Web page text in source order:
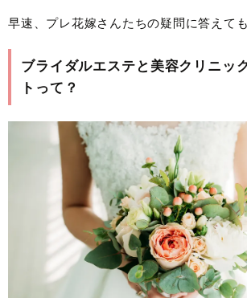
早速、プレ花嫁さんたちの疑問に答えて
ブライダルエステと美容クリニッ
トって？